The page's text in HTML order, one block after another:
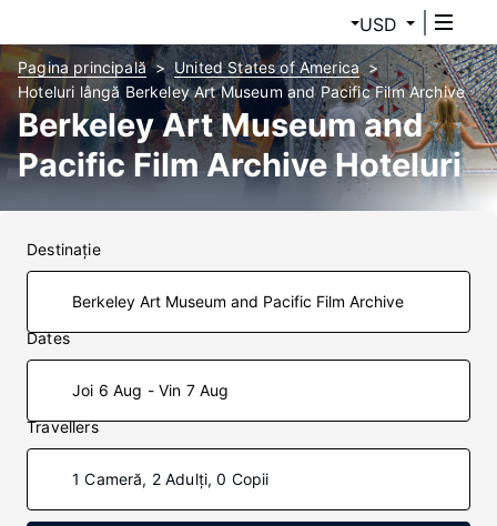
USD
Pagina principală
United States of America
Hoteluri lângă Berkeley Art Museum and Pacific Film Archive
Berkeley Art Museum and
Pacific Film Archive Hoteluri
Destinaţie
Dates
Joi 6 Aug - Vin 7 Aug
Travellers
1 Cameră, 2 Adulți, 0 Copii